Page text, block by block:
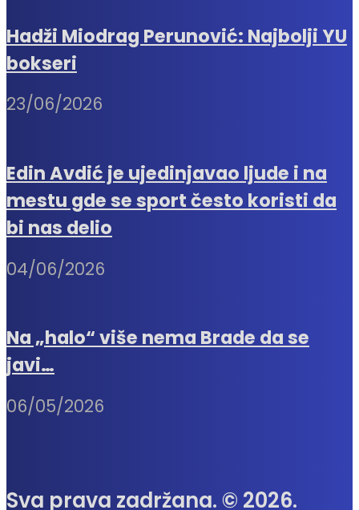
Hadži Miodrag Perunović: Najbolji YU
bokseri
23/06/2026
Edin Avdić je ujedinjavao ljude i na
mestu gde se sport često koristi da
bi nas delio
04/06/2026
Na „halo“ više nema Brade da se
javi…
06/05/2026
Sva prava zadržana. © 2026.